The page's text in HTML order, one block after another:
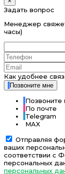
Задать вопрос
Менеджер
часы)
Как удобнее
Позвоните мне
Позвоните
По почте
Telegram
MAX
Отправляя
ваших
соответствии с
персональных
персональных